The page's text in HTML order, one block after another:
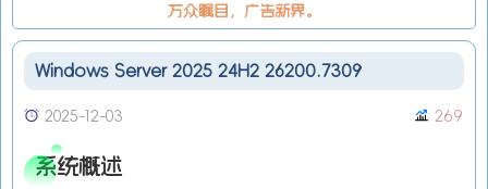
万众瞩目，广告新界。
Windows Server 2025 24H2 26200.7309
2025-12-03 269
系统概述